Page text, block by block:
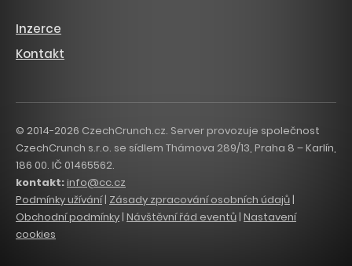
Inzerce
Kontakt
© 2014-2026 CzechCrunch.cz. Server provozuje společnost
CzechCrunch s.r.o. se sídlem Thámova 289/13, Praha 8 – Karlín,
186 00. IČ 01465562.
kontakt:info@cc.cz
Podmínky užívání| Zásady zpracování osobních údajů|
Obchodní podmínky| Návštěvní řád eventů | Nastavení
cookies